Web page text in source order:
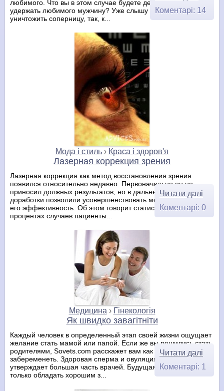
любимого. Что вы в этом случае будете делать, чтобы
удержать любимого мужчину? Уже слышу возгласы
уничтожить соперницу, так, к...
Коментарі: 14
Мода і стиль › Краса і здоров'я
Лазерная коррекция зрения
Лазерная коррекция как метод восстановления зрения
появился относительно недавно. Первоначально он не
приносил должных результатов, но в дальнейшем некоторые
доработки позволили усовершенствовать метод и повысить
его эффективность. Об этом говорит статистика: только в 5%
процентах случаев пациенты...
Читати далі
Коментарі: 0
Медицина › Гінекологія
Як швидко завагітніти
Каждый человек в определенный этап своей жизни ощущает
желание стать мамой или папой. Если же вы решились стать
родителями, Sovets.com расскажет вам как можно быстро
забеременеть. Здоровая сперма и овуляция Именно так
утверждает большая часть врачей. Будущая мама должна не
только обладать хорошим з...
Читати далі
Коментарі: 1